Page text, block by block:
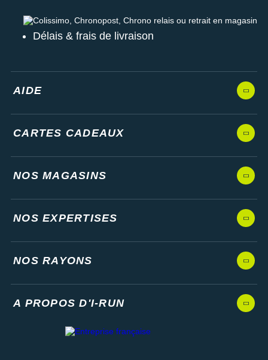
Colissimo, Chronopost, Chrono relais ou retrait en magasin
Délais & frais de livraison
AIDE
CARTES CADEAUX
NOS MAGASINS
NOS EXPERTISES
NOS RAYONS
A PROPOS D'I-RUN